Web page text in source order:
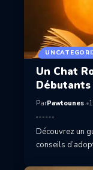
Un Chat
Débutants
ParPawtounes
Découvrez un
conseils